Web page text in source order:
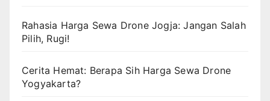
Rahasia Harga Sewa Drone Jogja: Jangan Salah
Pilih, Rugi!
Cerita Hemat: Berapa Sih Harga Sewa Drone
Yogyakarta?